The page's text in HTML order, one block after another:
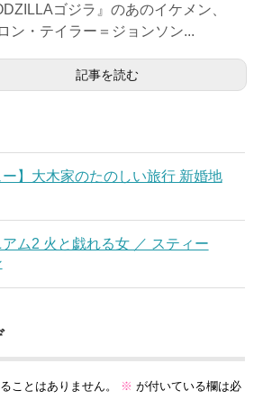
ゴジラ』のあのイケメン、
ン・テイラー＝ジョンソン...
記事を読む
ー】大木家のたのしい旅行 新婚地
アム2 火と戯れる女 ／ スティー
ことはありません。 ※ が付いている欄は必